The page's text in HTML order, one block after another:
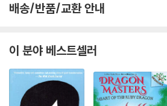
배송/반품/교환 안내
이 분야 베스트셀러